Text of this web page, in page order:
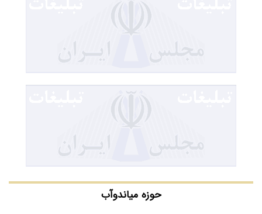
حوزه میاندوآب